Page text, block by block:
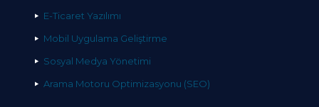
E-Ticaret Yazılımı
Mobil Uygulama Geliştirme
Sosyal Medya Yönetimi
Arama Motoru Optimizasyonu (SEO)